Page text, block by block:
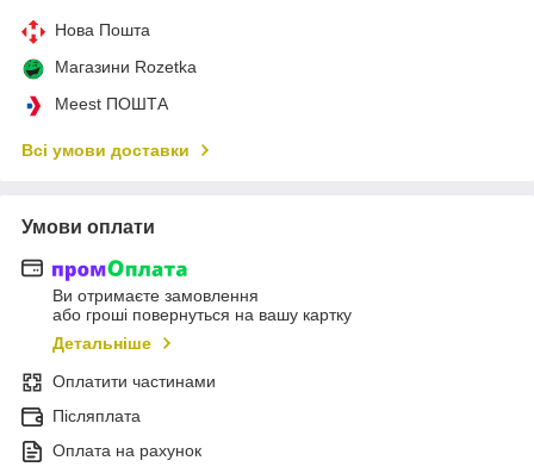
Нова Пошта
Магазини Rozetka
Meest ПОШТА
Всі умови доставки
Умови оплати
Ви отримаєте замовлення
або гроші повернуться на вашу картку
Детальніше
Оплатити частинами
Післяплата
Оплата на рахунок